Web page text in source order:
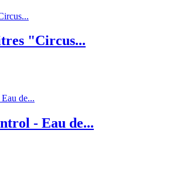
"Circus...
- Eau de...